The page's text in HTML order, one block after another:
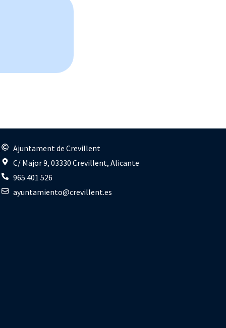
Ajuntament de Crevillent
C/ Major 9, 03330 Crevillent, Alicante
965 401 526
ayuntamiento@crevillent.es